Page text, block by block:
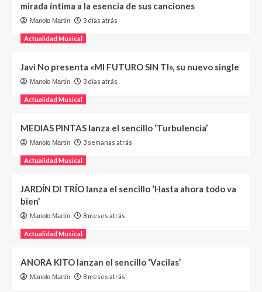
mirada íntima a la esencia de sus canciones
Manolo Martín 3 días atrás
Actualidad Musical
Javi No presenta «MI FUTURO SIN TI», su nuevo single
Manolo Martín 3 días atrás
Actualidad Musical
MEDIAS PINTAS lanza el sencillo ‘Turbulencia’
Manolo Martín 3 semanas atrás
Actualidad Musical
JARDÍN DI TRÍO lanza el sencillo ‘Hasta ahora todo va
bien’
Manolo Martín 8 meses atrás
Actualidad Musical
ANORA KITO lanzan el sencillo ‘Vacilas’
Manolo Martín 8 meses atrás